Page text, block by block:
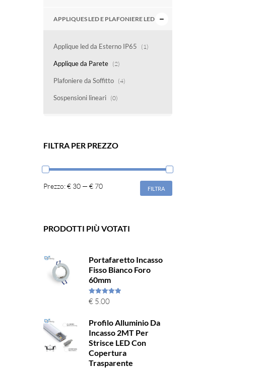
APPLIQUES LED E PLAFONIERE LED (6)
Applique led da Esterno IP65 (1)
Applique da Parete (2)
Plafoniere da Soffitto (4)
Sospensioni lineari (0)
FILTRA PER PREZZO
FILTRA
Prezzo:€ 30 —€ 70
PRODOTTI PIÙ VOTATI
Portafaretto Incasso
Fisso Bianco Foro
60mm
Valutato
5.00su 5
€ 5.00
Profilo Alluminio Da
Incasso 2MT Per
Strisce LED Con
Copertura
Trasparente